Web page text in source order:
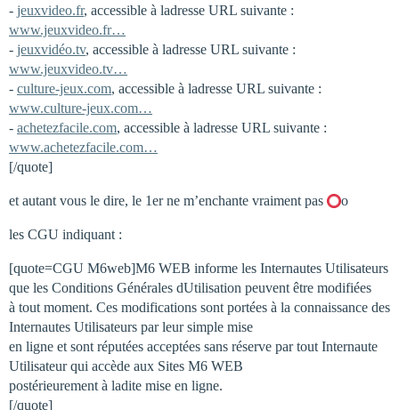
- jeuxvideo.fr, accessible à ladresse URL suivante :
www.jeuxvideo.fr…
- jeuxvidéo.tv, accessible à ladresse URL suivante :
www.jeuxvideo.tv…
- culture-jeux.com, accessible à ladresse URL suivante :
www.culture-jeux.com…
- achetezfacile.com, accessible à ladresse URL suivante :
www.achetezfacile.com…
[/quote]
et autant vous le dire, le 1er ne m’enchante vraiment pas o
les CGU indiquant :
[quote=CGU M6web]M6 WEB informe les Internautes Utilisateurs
que les Conditions Générales dUtilisation peuvent être modifiées
à tout moment. Ces modifications sont portées à la connaissance des
Internautes Utilisateurs par leur simple mise
en ligne et sont réputées acceptées sans réserve par tout Internaute
Utilisateur qui accède aux Sites M6 WEB
postérieurement à ladite mise en ligne.
[/quote]